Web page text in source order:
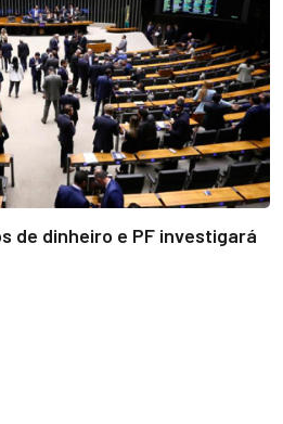
de dinheiro e PF investigará